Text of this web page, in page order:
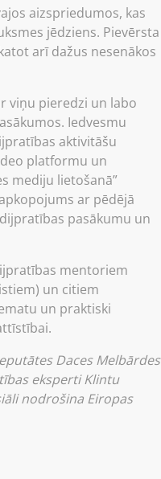
aizspriedumos, kas
jēdziens. Pievērsta
arī dažus nesenākos
viņu pieredzi un labo
Iedvesmu
aktivitāšu
platformu un
mediju lietošanā”
ar pēdējā
pasākumu un
mentoriem
un citiem
un praktiski
Daces Melbārdes
eksperti Klintu
nodrošina Eiropas